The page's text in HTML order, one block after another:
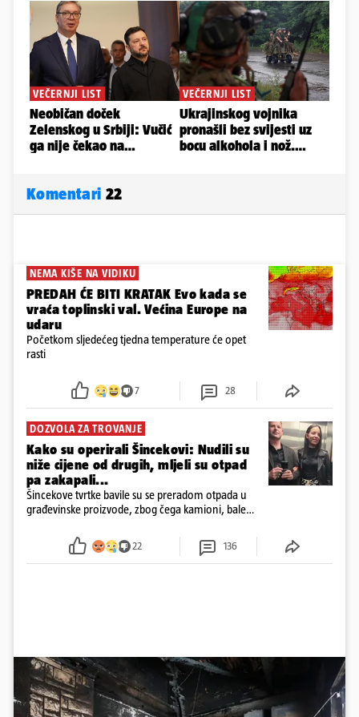
Komentari 22
NEMA KIŠE NA VIDIKU
PREDAH ĆE BITI KRATAK Evo kada se
vraća toplinski val. Većina Europe na
udaru
Početkom sljedećeg tjedna temperature će opet
rasti
7 28
DOZVOLA ZA TROVANJE
Kako su operirali Šincekovi: Nudili su
niže cijene od drugih, mljeli su otpad
pa zakapali...
Šincekove tvrtke bavile su se preradom otpada u
građevinske proizvode, zbog čega kamioni, bale
22 136